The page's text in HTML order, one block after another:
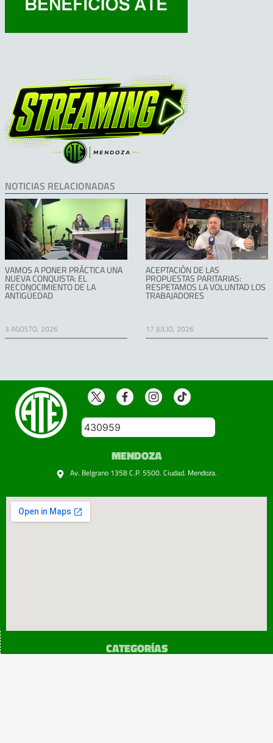
NOTICIAS RELACIONADAS
VAMOS A PONER PRÁCTICA UNA
NUEVA CONQUISTA: EL
RECONOCIMIENTO DE LA
ANTIGÜEDAD
3 AGOSTO, 2026
ACEPTACIÓN DE LAS
PROPUESTAS PARITARIAS:
RESPETAMOS LA VOLUNTAD LOS
TRABAJADORES
17 JULIO, 2026
430959
MENDOZA
Av. Belgrano 1358 C.P. 5500. Ciudad. Mendoza.
CATEGORÍAS